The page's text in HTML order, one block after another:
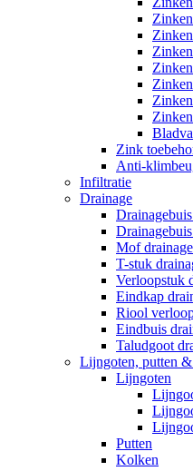
Zink
Anti-
Infiltratie
Drainage
Mof drainage
T-stuk
Verloopstuk
Eindkap
Riool
Eindbuis
Taludgoot
Lijngoten, putten
Lijngoten
Putten
Kolken